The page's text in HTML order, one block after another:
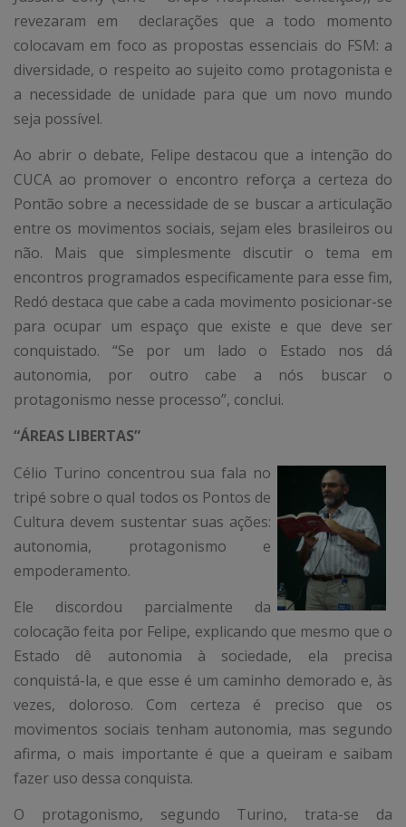
revezaram em declarações que a todo momento
colocavam em foco as propostas essenciais do FSM: a
diversidade, o respeito ao sujeito como protagonista e
a necessidade de unidade para que um novo mundo
seja possível.
Ao abrir o debate, Felipe destacou que a intenção do
CUCA ao promover o encontro reforça a certeza do
Pontão sobre a necessidade de se buscar a articulação
entre os movimentos sociais, sejam eles brasileiros ou
não. Mais que simplesmente discutir o tema em
encontros programados especificamente para esse fim,
Redó destaca que cabe a cada movimento posicionar-se
para ocupar um espaço que existe e que deve ser
conquistado. “Se por um lado o Estado nos dá
autonomia, por outro cabe a nós buscar o
protagonismo nesse processo”, conclui.
“ÁREAS LIBERTAS”
Célio Turino concentrou sua fala no
tripé sobre o qual todos os Pontos de
Cultura devem sustentar suas ações:
autonomia, protagonismo e
empoderamento.
Ele discordou parcialmente da
colocação feita por Felipe, explicando que mesmo que o
Estado dê autonomia à sociedade, ela precisa
conquistá-la, e que esse é um caminho demorado e, às
vezes, doloroso. Com certeza é preciso que os
movimentos sociais tenham autonomia, mas segundo
afirma, o mais importante é que a queiram e saibam
fazer uso dessa conquista.
O protagonismo, segundo Turino, trata-se da